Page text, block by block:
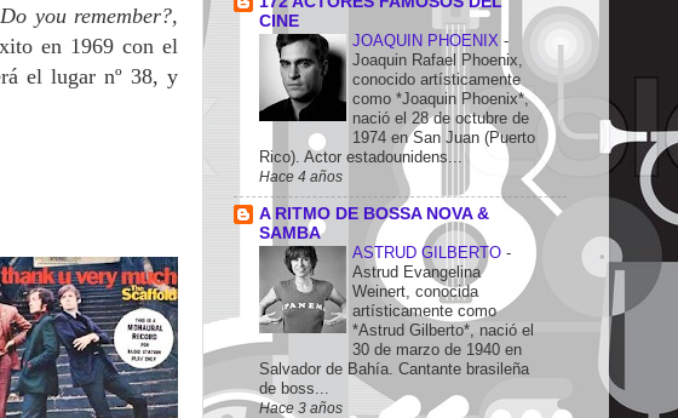
Do you remember?,
en 1969 con el
el lugar nº 38, y
CINE
JOAQUIN PHOENIX -
Joaquin Rafael Phoenix,
conocido artísticamente
como *Joaquin Phoenix*,
nació el 28 de octubre de
1974 en San Juan (Puerto
Rico). Actor estadounidens...
Hace 4 años
A RITMO DE BOSSA NOVA &
SAMBA
ASTRUD GILBERTO -
Astrud Evangelina
Weinert, conocida
artísticamente como
*Astrud Gilberto*, nació el
30 de marzo de 1940 en
Salvador de Bahía. Cantante brasileña
de boss...
Hace 3 años